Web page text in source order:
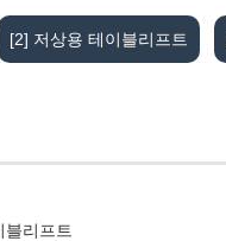
[2] 저상용 테이블리프트
블리프트